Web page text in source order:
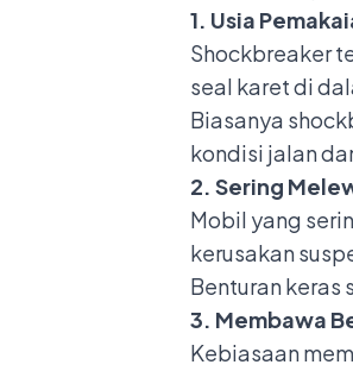
1. Usia
Shockbreaker
seal karet di
Biasanya
kondisi jalan
2. Sering
Mobil yang
kerusakan
Benturan
3. Membawa
Kebiasaan